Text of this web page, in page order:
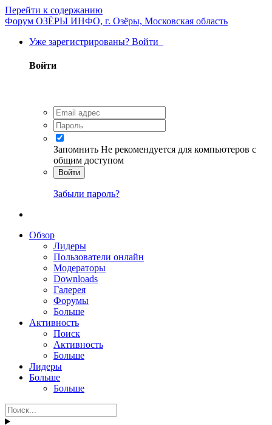
Перейти к содержанию
Форум ОЗЁРЫ ИНФО, г. Озёры, Московская область
Уже зарегистрированы? Войти
Войти
Запомнить Не рекомендуется для компьютеров с
общим доступом
Войти
Забыли пароль?
Обзор
Лидеры
Пользователи онлайн
Модераторы
Downloads
Галерея
Форумы
Больше
Активность
Поиск
Активность
Больше
Лидеры
Больше
Больше